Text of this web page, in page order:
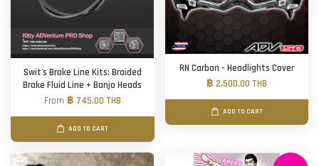
Swit's Brake Line Kits: Braided
Brake Fluid Line + Banjo Heads
From ฿ 745.00 THB
ADD TO CART
RN Carbon - Headlights Cover
฿ 2,500.00 THB
ADD TO CART